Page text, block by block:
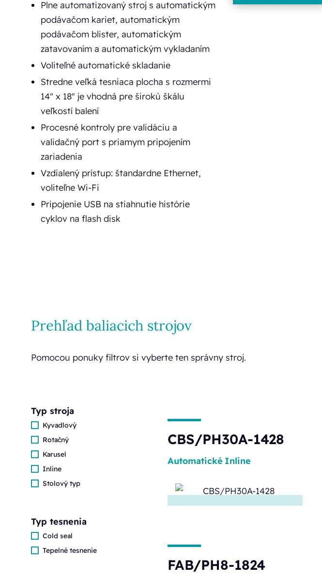
Plne automatizovaný stroj s automatickým
podávačom kariet, automatickým
podávačom blister, automatickým
zatavovaním a automatickým vykladaním
Voliteľné automatické skladanie
Stredne veľká tesniaca plocha s rozmermi
14" x 18" je vhodná pre širokú škálu
veľkostí balení
Procesné kontroly pre validáciu a
validačný port s priamym pripojením
zariadenia
Vzdialený prístup: štandardne Ethernet,
voliteľne Wi-Fi
Pripojenie USB na stiahnutie histórie
cyklov na flash disk
Prehľad baliacich strojov
Pomocou ponuky filtrov si vyberte ten správny stroj.
Typ stroja
Kyvadlový
Rotačný
Karusel
Inline
Stolový typ
Typ tesnenia
Cold seal
Tepelné tesnenie
CBS/PH30A-1428
Automatické Inline
FAB/PH8-1824